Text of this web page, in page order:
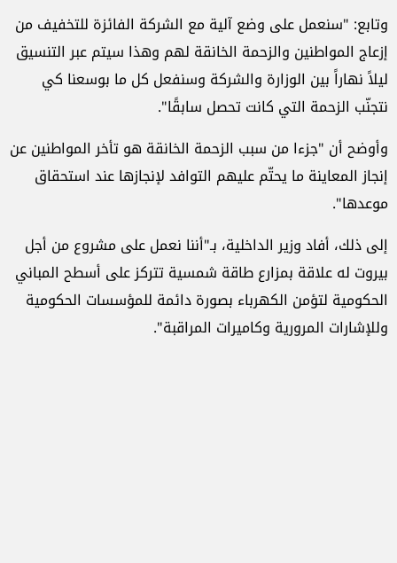
وتابع: "سنعمل على وضع آلية مع الشركة الفائزة للتخفيف من
إزعاج المواطنين والزحمة الخانقة لهم وهذا سيتم عبر التنسيق
ليلاً نهاراً بين الوزارة والشركة وسنفعل كل ما بوسعنا كي
نتجنّب الزحمة التي كانت تحصل سابقًا".
وأوضح أن "جزءا من سبب الزحمة الخانقة هو تأخر المواطنين عن
إنجاز المعاينة ما يحتّم عليهم التوافد لإنجازها عند استحقاق
موعدها".
إلى ذلك، أفاد وزير الداخلية، بـ"أننا نعمل على مشروع من أجل
بيروت له علاقة بمزارع طاقة شمسية تتركز على أسطح المباني
الحكومية لتؤمن الكهرباء بصورة دائمة للمؤسسات الحكومية
وللإشارات المرورية وكاميرات المراقبة".